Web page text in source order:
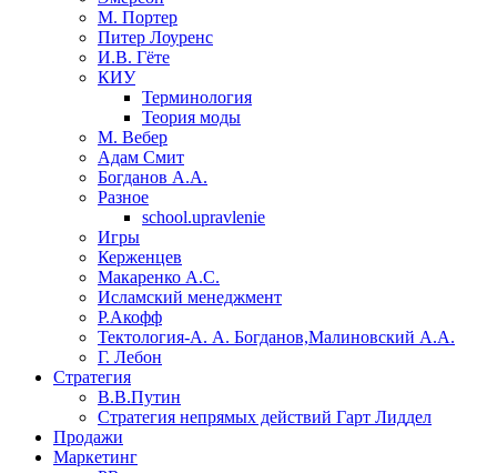
М. Портер
Питер Лоуренс
И.В. Гёте
КИУ
Терминология
Теория моды
М. Вебер
Адам Смит
Богданов А.А.
Разное
school.upravlenie
Игры
Керженцев
Макаренко А.С.
Исламский менеджмент
Р.Акофф
Тектология-А. А. Богданов,Малиновский А.А.
​Г. Лебон
Стратегия
В.В.Путин
​Стратегия непрямых действий Гарт Лиддел
Продажи
Маркетинг